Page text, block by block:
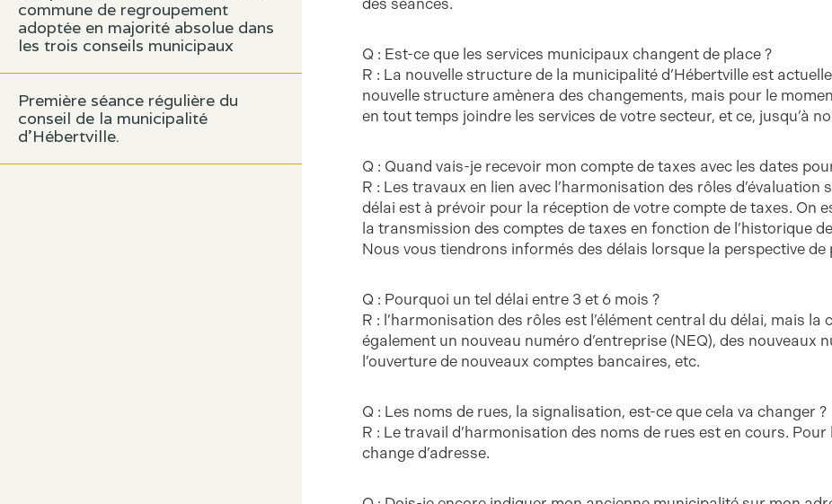
commune de regroupement
adoptée en majorité absolue dans
les trois conseils municipaux
Première séance régulière du
conseil de la municipalité
d’Hébertville.
des séances.
Q : Est-ce que les services municipaux changent de place ?
R : La nouvelle structure de la municipalité d’Hébertville est
nouvelle structure amènera des changements, mais pour le
en tout temps joindre les services de votre secteur, et ce, jusqu’à
Q : Quand vais-je recevoir mon compte de taxes avec les dates
R : Les travaux en lien avec l’harmonisation des rôles
délai est à prévoir pour la réception de votre compte de taxes. On
la transmission des comptes de taxes en fonction de l’historique
Nous vous tiendrons informés des délais lorsque la perspective de
Q : Pourquoi un tel délai entre 3 et 6 mois ?
R : l’harmonisation des rôles est l’élément central du délai, mais
également un nouveau numéro d’entreprise (NEQ), des nouveaux
l’ouverture de nouveaux comptes bancaires, etc.
Q : Les noms de rues, la signalisation, est-ce que cela va changer ?
R : Le travail d’harmonisation des noms de rues est en cours.
change d’adresse.